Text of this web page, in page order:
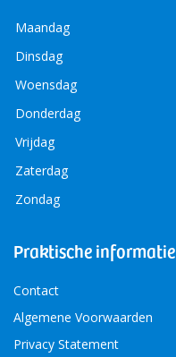
Maandag
Dinsdag
Woensdag
Donderdag
Vrijdag
Zaterdag
Zondag
Praktische informatie
Contact
Algemene Voorwaarden
Privacy Statement